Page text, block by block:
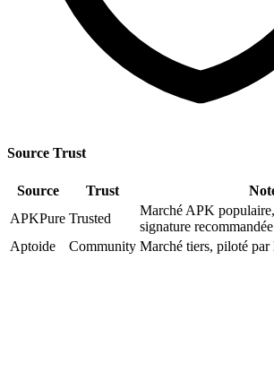
Source Trust
Source Trust
APKPure Trusted
Marché APK
signature recommandée
Aptoide
Community Marché tiers, piloté par